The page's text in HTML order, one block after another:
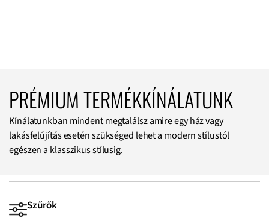
PRÉMIUM TERMÉKKÍNÁLATUNK
Kínálatunkban mindent megtalálsz amire egy ház vagy
lakásfelújítás esetén szükséged lehet a modern stílustól
egészen a klasszikus stílusig.
Szűrők